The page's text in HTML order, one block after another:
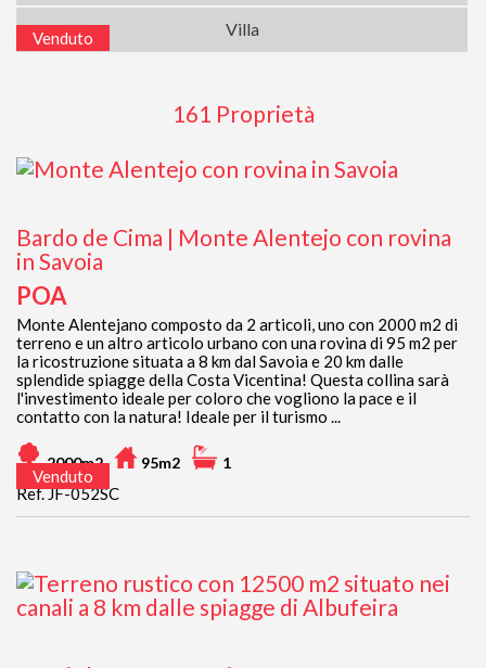
Villa
161 Proprietà
Venduto
Bardo de Cima | Monte Alentejo con rovina
in Savoia
POA
Monte Alentejano composto da 2 articoli, uno con 2000 m2 di
terreno e un altro articolo urbano con una rovina di 95 m2 per
la ricostruzione situata a 8 km dal Savoia e 20 km dalle
splendide spiagge della Costa Vicentina! Questa collina sarà
l'investimento ideale per coloro che vogliono la pace e il
contatto con la natura! Ideale per il turismo ...
2000m2 95m2 1
Ref. JF-052SC
Venduto